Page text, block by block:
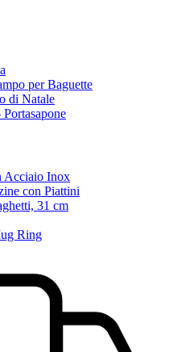
per Baguette
di Natale
Acciaio Inox
con Piattini
31 cm
Ring